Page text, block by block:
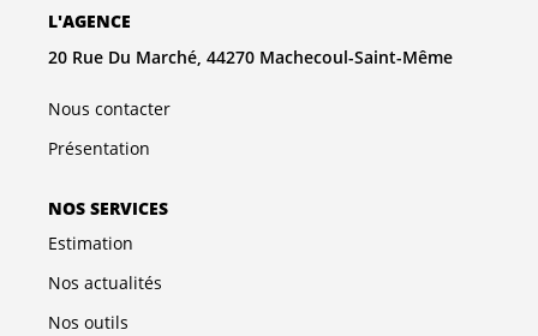
FNAIM
L'AGENCE
20 Rue Du Marché, 44270 Machecoul-Saint-Même
Nous contacter
Présentation
NOS SERVICES
Estimation
Nos actualités
Nos outils